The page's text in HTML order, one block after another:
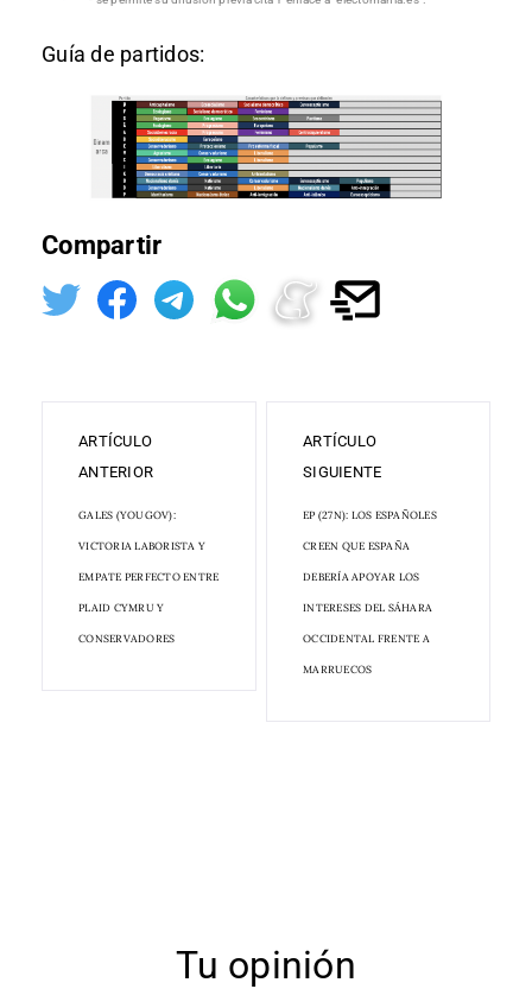
Guía de partidos:
Compartir
ARTÍCULO
ANTERIOR
GALES (YOUGOV):
VICTORIA LABORISTA Y
EMPATE PERFECTO ENTRE
PLAID CYMRU Y
CONSERVADORES
ARTÍCULO
SIGUIENTE
EP (27N): LOS ESPAÑOLES
CREEN QUE ESPAÑA
DEBERÍA APOYAR LOS
INTERESES DEL SÁHARA
OCCIDENTAL FRENTE A
MARRUECOS
Tu opinión